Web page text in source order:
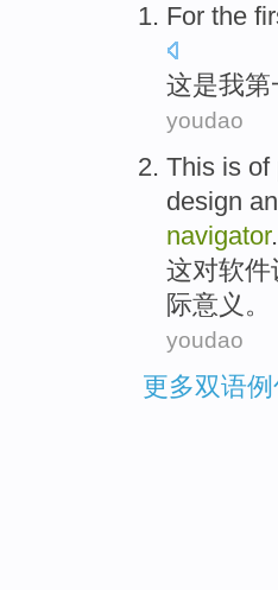
For the
这是我第
youdao
This is of
design
navigator.
这对软件
际意义 。
youdao
更多双语例